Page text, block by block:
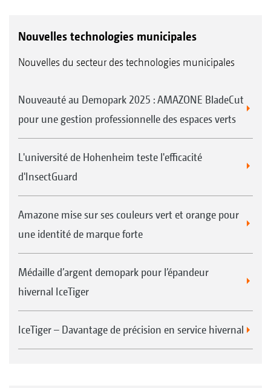
Nouvelles technologies municipales
Nouvelles du secteur des technologies municipales
Nouveauté au Demopark 2025 : AMAZONE BladeCut
pour une gestion professionnelle des espaces verts
L'université de Hohenheim teste l'efficacité
d'InsectGuard
Amazone mise sur ses couleurs vert et orange pour
une identité de marque forte
Médaille d’argent demopark pour l’épandeur
hivernal IceTiger
IceTiger – Davantage de précision en service hivernal